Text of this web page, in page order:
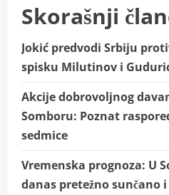
Skorašnji
Jokić predvodi Srbiju
spisku Milutinov i
Akcije dobrovoljnog
Somboru: Poznat
sedmice
Vremenska prognoza: U
danas pretežno